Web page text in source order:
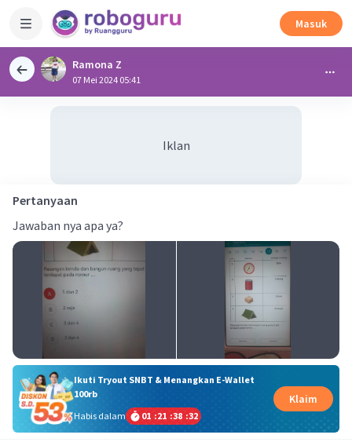
Masuk
Ramona Z
07 Mei 2024 05:41
Iklan
Pertanyaan
Jawaban nya apa ya?
Ikuti Tryout SNBT & Menangkan E-Wallet
100rb
Habis dalam
01 :21 :38 :31
Klaim